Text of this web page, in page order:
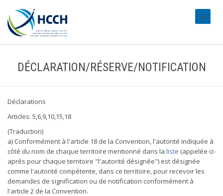
DÉCLARATION/RÉSERVE/NOTIFICATION
Déclarations
Articles: 5,6,9,10,15,18
(Traduction)
a) Conformément à l'article 18 de la Convention, l'autorité indiquée à
côté du nom de chaque territoire mentionné dans la liste (appelée ci-
après pour chaque territoire "l'autorité désignée") est désignée
comme l'autorité compétente, dans ce territoire, pour recevoir les
demandes de signification ou de notification conformément à
l'article 2 de la Convention.